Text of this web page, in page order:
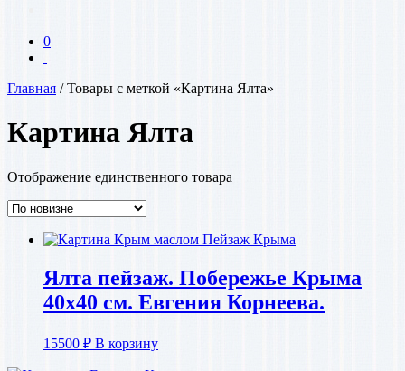
0
Главная / Товары с меткой «Картина Ялта»
Картина Ялта
Отображение единственного товара
Ялта пейзаж. Побережье Крыма
40х40 см. Евгения Корнеева.
15500 ₽ В корзину